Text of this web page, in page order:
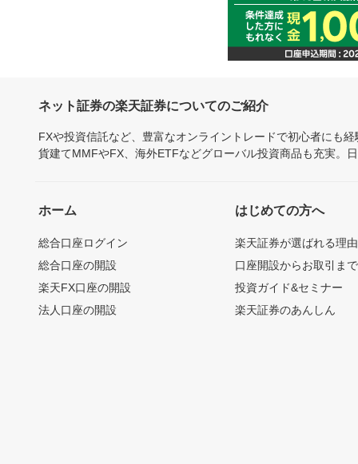
ネット証券の楽天証券についてのご紹介
FXや投資信託など、豊富なオンライントレードで初心者にも
貨建てMMFやFX、海外ETFなどグローバル投資商品も充実。
ホーム
総合口座ログイン
総合口座の開設
楽天FX口座の開設
法人口座の開設
はじめての方へ
楽天証券が選ばれる理由
口座開設からお取引ま
投資ガイド&セミナー
楽天証券のあんしん